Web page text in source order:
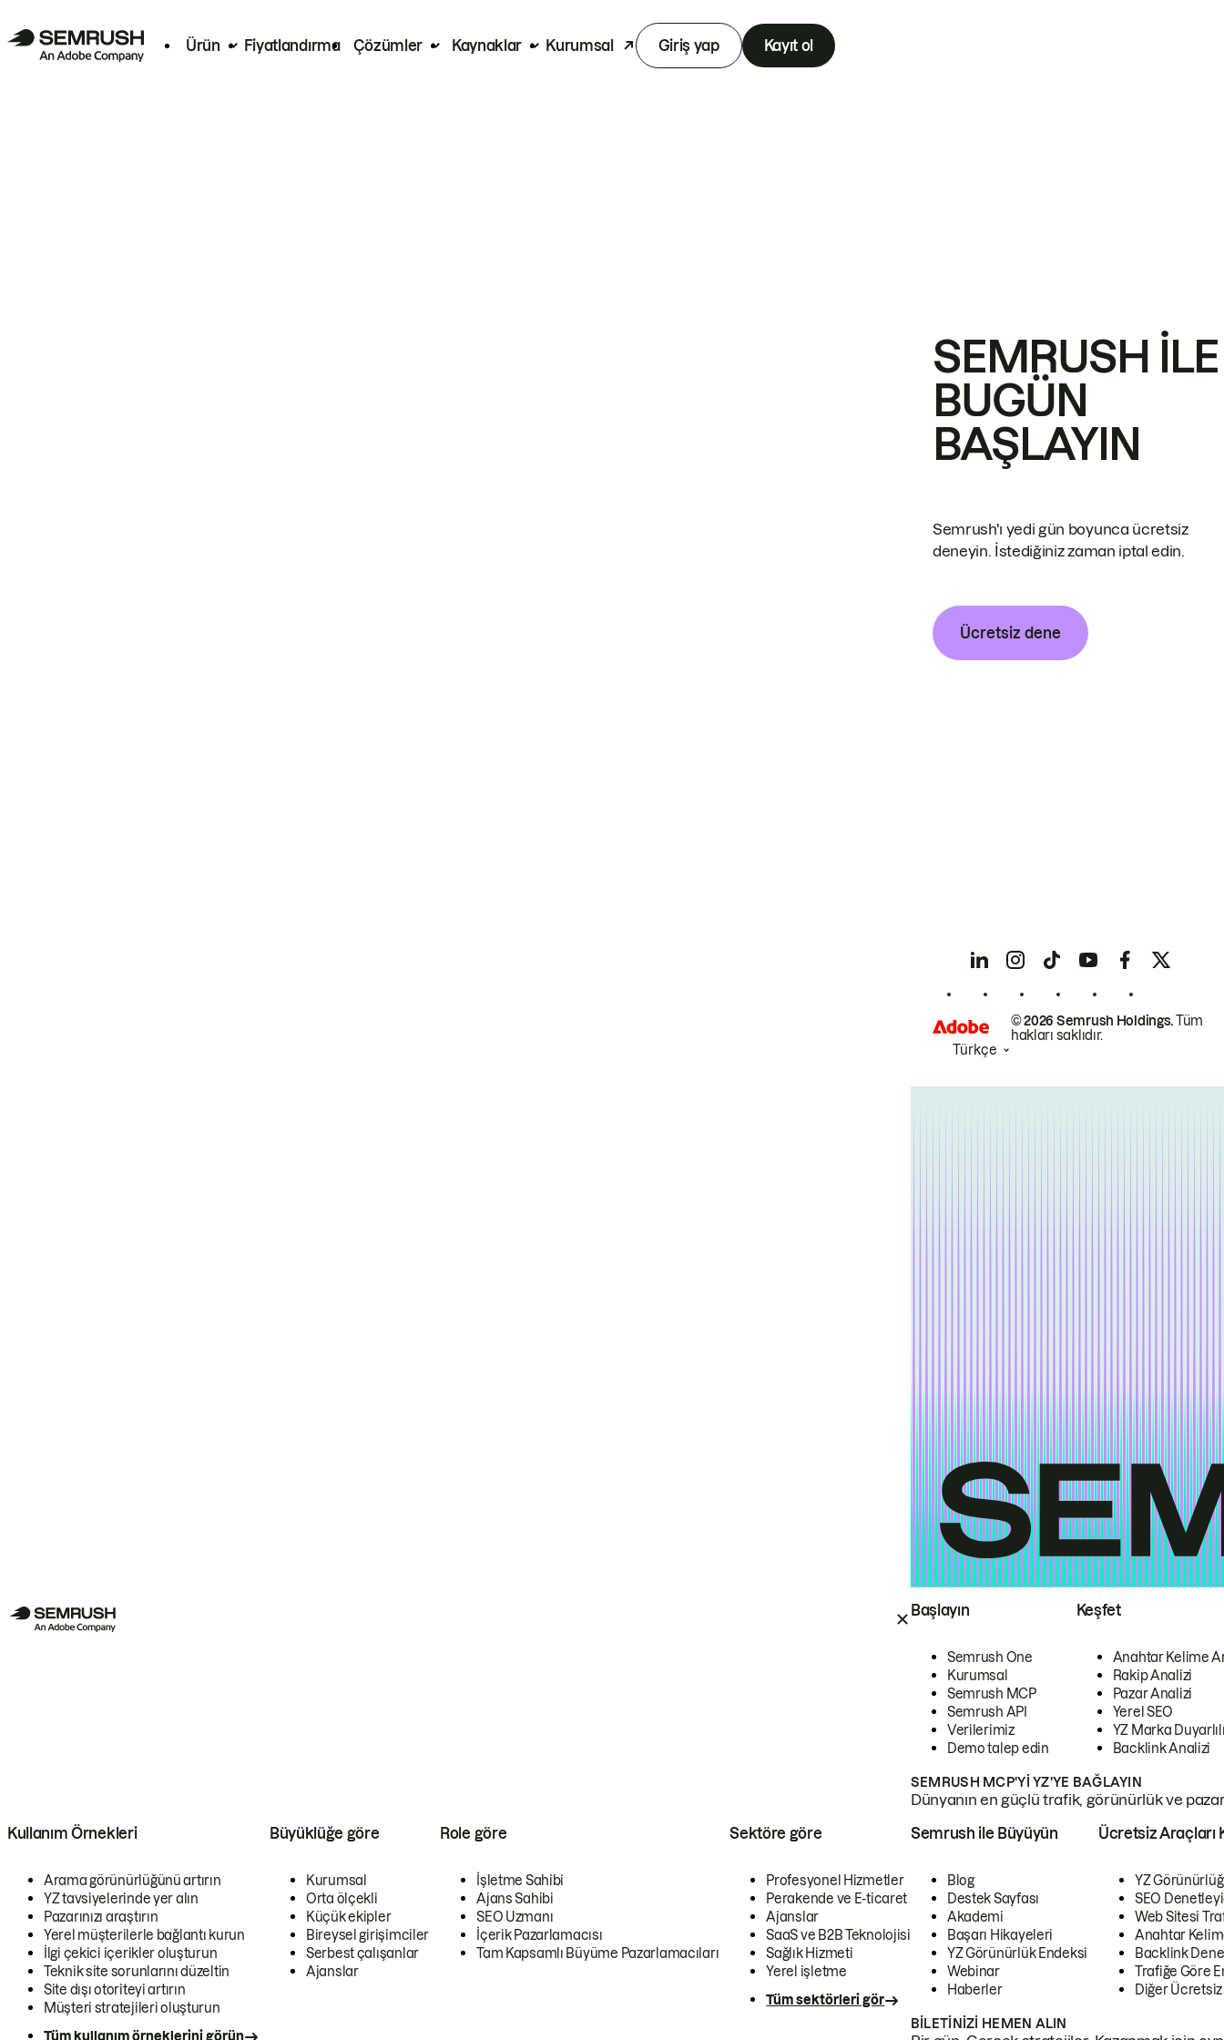
Ürün Fiyatlandırma Çözümler Kaynaklar Kurumsal Giriş yap Kayıt ol
Başlayın
Semrush One
Kurumsal
Semrush MCP
Semrush API
Verilerimiz
Demo talep edin
Keşfet
Anahtar Kelime
Rakip Analizi
Pazar Analizi
Yerel SEO
YZ Marka
Backlink Analizi
SEMRUSH MCP'YI YZ'YE BAĞLAYIN
Dünyanın en güçlü trafik, görünürlük ve
Kullanım Örnekleri
Arama görünürlüğünü artırın
YZ tavsiyelerinde yer alın
Pazarınızı araştırın
Yerel müşterilerle bağlantı kurun
İlgi çekici içerikler oluşturun
Teknik site sorunlarını düzeltin
Site dışı otoriteyi artırın
Müşteri stratejileri oluşturun
Tüm kullanım örneklerini görün
Büyüklüğe göre
Kurumsal
Orta ölçekli
Küçük ekipler
Bireysel girişimciler
Serbest çalışanlar
Ajanslar
Role göre
İşletme Sahibi
Ajans Sahibi
SEO Uzmanı
İçerik Pazarlamacısı
Tam Kapsamlı Büyüme Pazarlamacıları
Sektöre göre
Profesyonel Hizmetler
Perakende ve E-ticaret
Ajanslar
SaaS ve B2B Teknolojisi
Sağlık Hizmeti
Yerel işletme
Tüm sektörleri gör
Semrush ile Büyüyün
Blog
Destek Sayfası
Akademi
Başarı Hikayeleri
YZ Görünürlük Endeksi
Webinar
Haberler
Ücretsiz Araçları
YZ
SEO
Web Sitesi
Anahtar
Backlink
Trafiğe Göre
Diğer
BILETINIZI HEMEN ALIN
SEMRUSH ILE
BUGÜN
BAŞLAYIN
Semrush'ı yedi gün boyunca ücretsiz
deneyin. İstediğiniz zaman iptal edin.
Ücretsiz dene
© 2026 Semrush Holdings.Tüm
hakları saklıdır.
Türkçe